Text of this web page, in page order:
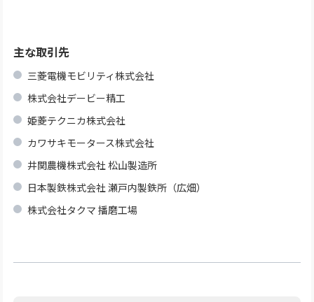
主な取引先
三菱電機モビリティ株式会社
株式会社デービー精工
姫菱テクニカ株式会社
カワサキモータース株式会社
井関農機株式会社 松山製造所
日本製鉄株式会社 瀬戸内製鉄所（広畑）
株式会社タクマ 播磨工場